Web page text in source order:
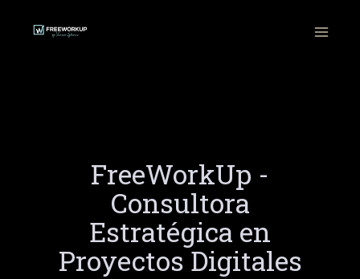
FreeWorkUp -
Consultora
Estratégica en
Proyectos Digitales